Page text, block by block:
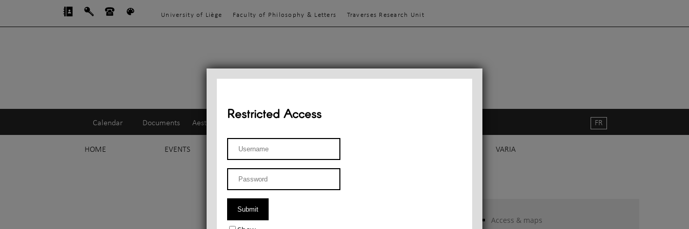
University of Liège Faculty of Philosophy & Letters Traverses Research Unit
Calendar Documents Aesthetics
HOME EVENTS TEACHINGS VARIA
FR
Access & maps
Restricted Access